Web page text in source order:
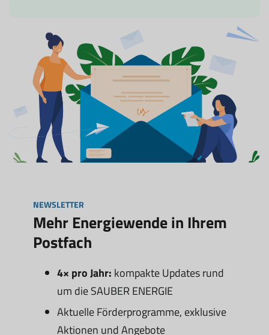
NEWSLETTER
Mehr Energiewende in Ihrem
Postfach
4× pro Jahr: kompakte Updates rund
um die SAUBER ENERGIE
Aktuelle Förderprogramme, exklusive
Aktionen und Angebote